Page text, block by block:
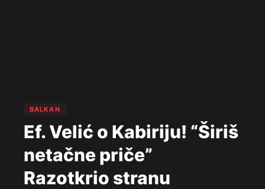
BALKAN
Ef. Velić o Kabiriju! “Širiš
netačne priče”
Razotkrio stranu